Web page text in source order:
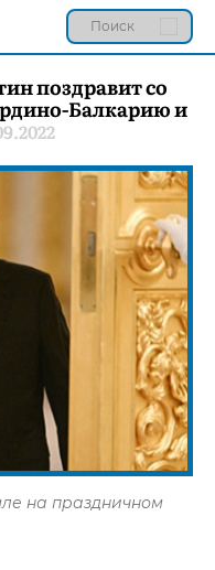
поздравит со
Балкарию и
на праздничном